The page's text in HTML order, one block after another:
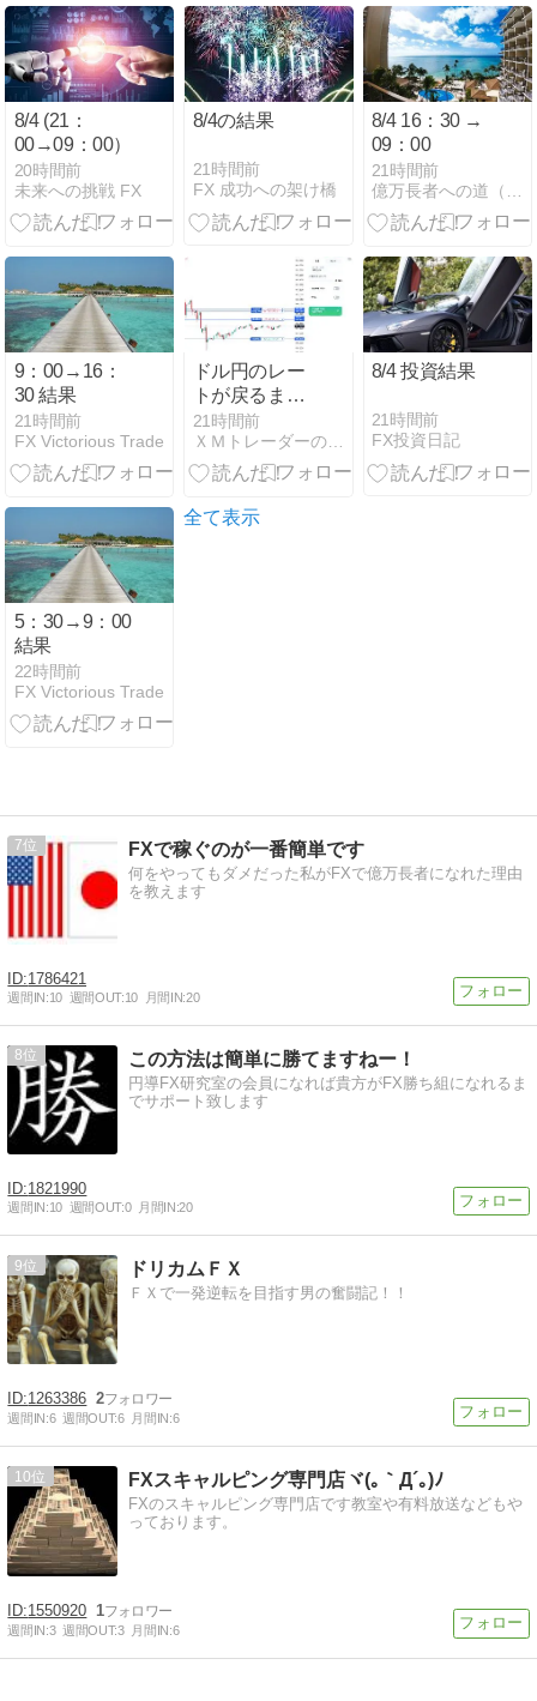
二輪の高収益
と円安が追い
風
8/4 (21：
00→09：00）
20時間前
未来への挑戦 FX
8/4の結果
21時間前
FX 成功への架け橋
8/4 16：30 →
09：00
21時間前
9：00→16：
30 結果
21時間前
FX Victorious Trade
ドル円のレー
トが戻るまで
耐える
21時間前
ＸＭトレーダーの海外ＦＸブログ
8/4 投資結果
21時間前
FX投資日記
5：30→9：00
結果
22時間前
FX Victorious Trade
全て表示
7 FXで稼ぐのが一番簡単です
何をやってもダメだった私がFXで億万長者になれた理由
を教えます
1786421
週間IN:10 週間OUT:10 月間IN:20
8 この方法は簡単に勝てますねー！
円導FX研究室の会員になれば貴方がFX勝ち組になれるま
でサポート致します
1821990
週間IN:10 週間OUT:0 月間IN:20
9 ドリカムＦＸ
ＦＸで一発逆転を目指す男の奮闘記！！
1263386 2
週間IN:6 週間OUT:6 月間IN:6
10 FXスキャルピング専門店ヾ(｡｀Д´｡)ﾉ
FXのスキャルピング専門店です教室や有料放送などもや
っております。
1550920 1
週間IN:3 週間OUT:3 月間IN:6